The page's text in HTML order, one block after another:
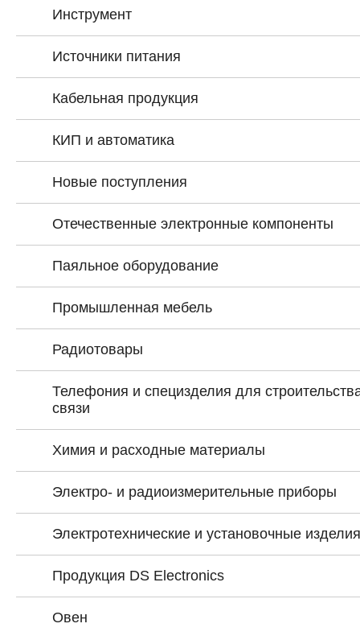
Инструмент
Источники питания
Кабельная продукция
КИП и автоматика
Новые поступления
Отечественные электронные компоненты
Паяльное оборудование
Промышленная мебель
Радиотовары
Телефония и специзделия для
связи
Химия и расходные материалы
Электро- и радиоизмерительные приборы
Электротехнические и установочные изделия
Продукция DS Electronics
Овен